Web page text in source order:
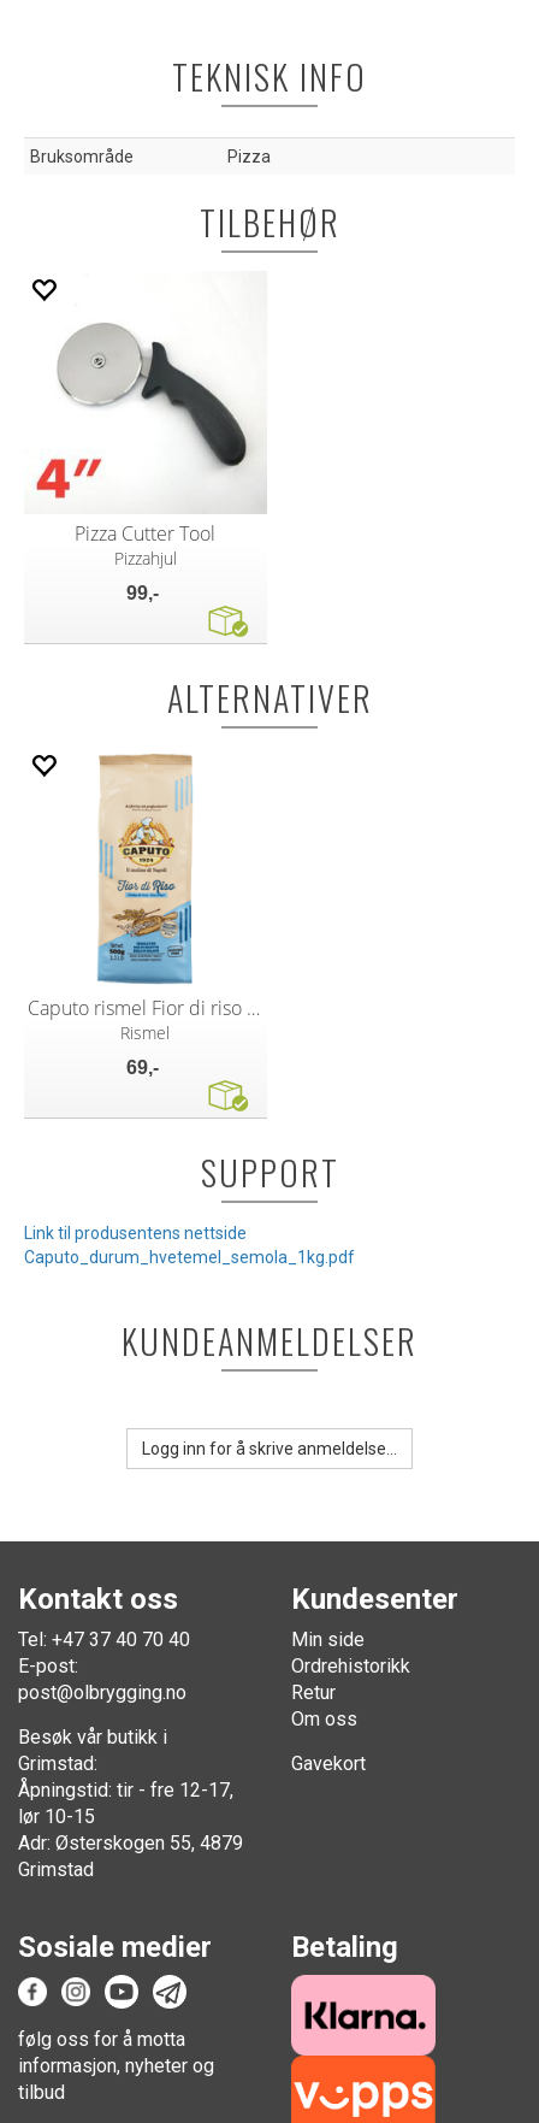
TEKNISK INFO
Bruksområde Pizza
TILBEHØR
Pizza Cutter Tool
Pizzahjul
99,-
ALTERNATIVER
Caputo rismel Fior di riso 500g
Rismel
69,-
SUPPORT
Link til produsentens nettside
Caputo_durum_hvetemel_semola_1kg.pdf
KUNDEANMELDELSER
Logg inn for å skrive anmeldelse...
Kontakt oss
Tel: +47 37 40 70 40
E-post:
post@olbrygging.no
Besøk vår butikk i
Grimstad:
Åpningstid: tir - fre 12-17,
lør 10-15
Adr: Østerskogen 55, 4879
Grimstad
Kundesenter
Min side
Ordrehistorikk
Retur
Om oss
Gavekort
Sosiale medier
følg oss for å motta
informasjon, nyheter og
tilbud
Betaling